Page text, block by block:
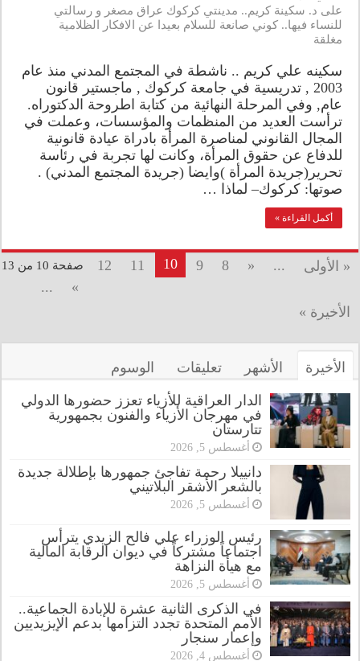
على د. سكينة كريم.. مدينتي كركوك عراق مصغر و رسالتي
للنساء فيها.. كوني صانعة للسلام بعيدا عن الافكار الظلامية
مغلقة
سكينه علي كريم .. ناشطة في المجتمع المدني منذ عام
2003 , تدريسية في جامعة كركوك , ماجستير قانون
عام, وفي المرحلة النهائية من كتابة اطروحة الدكتوراه.
ترأست العديد من المنظمات والمؤسسات، وعملت في
المجال القانوني لمناصرة المرأة بادراة عيادة قانونية
للدفاع عن حقوق المرأة، وكانت لها تجربة في رئاسة
تحرير(جريدة المرأة )وايضا (جريدة المجتمع المدني) .
صوتها: كركوك– لماذا …
أكمل القراءة »
صفحة 10 من 13 « الأولى ...
«
8
9
10
11
12
»
...
الأخيرة »
الأخيرة الأشهر تعليقات الوسوم
الدار العراقية للأزياء تعزز حضورها الدولي
في مهرجان الأزياء والفنون بجمهورية
تتارستان
أغسطس 5, 2026
دانييلا رحمة تفاجئ جمهورها بإطلالة جديدة
بالشعر الأشقر البلاتيني
أغسطس 5, 2026
رئيس الوزراء علي فالح الزيدي يترأس
اجتماعاً مشتركاً في ديوان الرقابة المالية
مع هيأة النزاهة
أغسطس 5, 2026
في الذكرى الثانية عشرة للإبادة الجماعية..
الأمم المتحدة تجدد التزامها بدعم الإيزيديين
وإعمار سنجار
أغسطس 4, 2026